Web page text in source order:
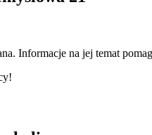
Informacje na jej temat